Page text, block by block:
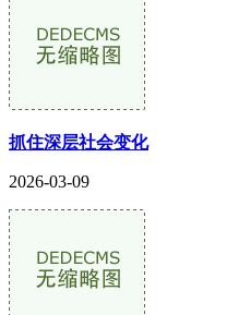
抓住深层社会变化
2026-03-09